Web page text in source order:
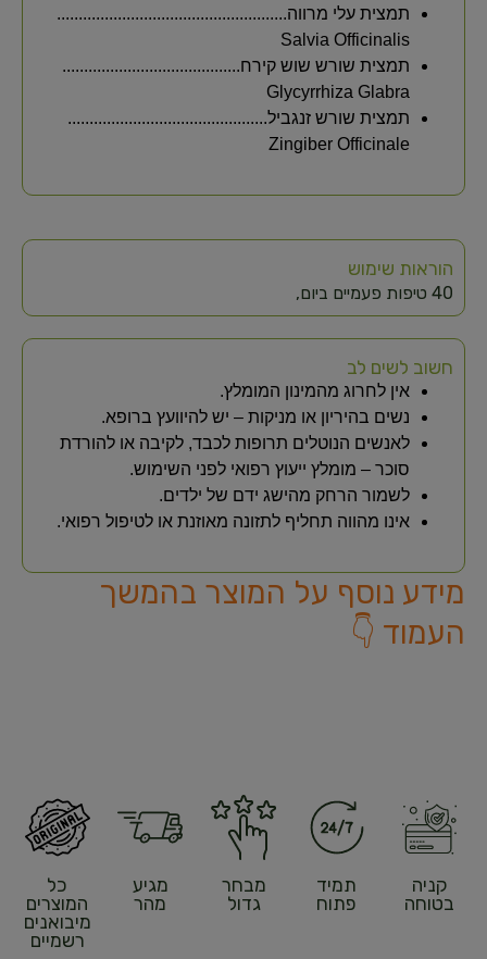
תמצית עלי מרווה.....................................................
Salvia Officinalis
תמצית שורש שוש קירח.........................................
Glycyrrhiza Glabra
תמצית שורש זנגביל..............................................
Zingiber Officinale
הוראות שימוש
40 טיפות פעמיים ביום,
חשוב לשים לב
אין לחרוג מהמינון המומלץ.
נשים בהיריון או מניקות – יש להיוועץ ברופא.
לאנשים הנוטלים תרופות לכבד, לקיבה או להורדת
סוכר – מומלץ ייעוץ רפואי לפני השימוש.
לשמור הרחק מהישג ידם של ילדים.
אינו מהווה תחליף לתזונה מאוזנת או לטיפול רפואי.
מידע נוסף על המוצר בהמשך
העמוד 👇
קניה
בטוחה
תמיד
פתוח
מבחר
גדול
מגיע
מהר
כל
המוצרים
מיבואנים
רשמיים